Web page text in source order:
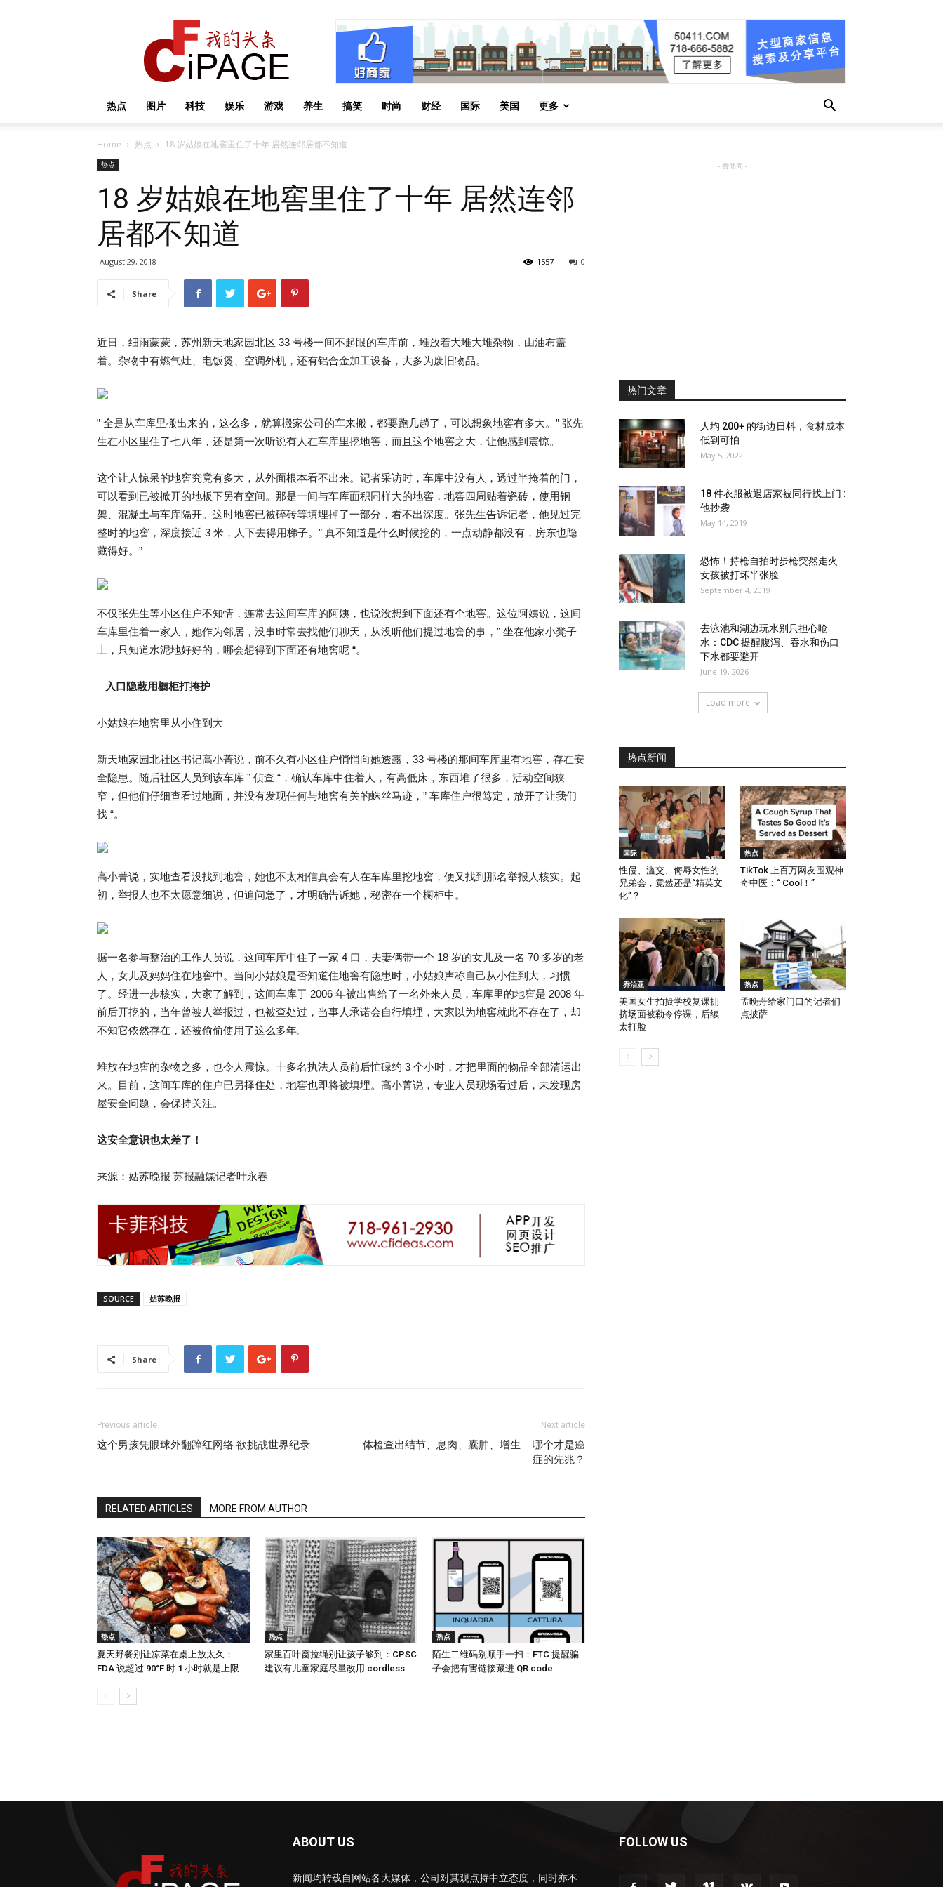
热点 图片 科技 娱乐 游戏 养生 搞笑 时尚 财经 国际 美国 更多
Home 热点 18 岁姑娘在地窖里住了十年 居然连邻居都不知道
热点
18 岁姑娘在地窖里住了十年 居然连邻
居都不知道
August 29, 2018 0
1557
Share
近日，细雨蒙蒙，苏州新天地家园北区 33 号楼一间不起眼的车库前，堆放着大堆大堆杂物，由油布盖
着。杂物中有燃气灶、电饭煲、空调外机，还有铝合金加工设备，大多为废旧物品。
” 全是从车库里搬出来的，这么多，就算搬家公司的车来搬，都要跑几趟了，可以想象地窖有多大。” 张先
生在小区里住了七八年，还是第一次听说有人在车库里挖地窖，而且这个地窖之大，让他感到震惊。
这个让人惊呆的地窖究竟有多大，从外面根本看不出来。记者采访时，车库中没有人，透过半掩着的门，
可以看到已被掀开的地板下另有空间。那是一间与车库面积同样大的地窖，地窖四周贴着瓷砖，使用钢
架、混凝土与车库隔开。这时地窖已被碎砖等填埋掉了一部分，看不出深度。张先生告诉记者，他见过完
整时的地窖，深度接近 3 米，人下去得用梯子。” 真不知道是什么时候挖的，一点动静都没有，房东也隐
藏得好。”
不仅张先生等小区住户不知情，连常去这间车库的阿姨，也说没想到下面还有个地窖。这位阿姨说，这间
车库里住着一家人，她作为邻居，没事时常去找他们聊天，从没听他们提过地窖的事，” 坐在他家小凳子
上，只知道水泥地好好的，哪会想得到下面还有地窖呢 “。
– 入口隐蔽用橱柜打掩护 –
小姑娘在地窖里从小住到大
新天地家园北社区书记高小菁说，前不久有小区住户悄悄向她透露，33 号楼的那间车库里有地窖，存在安
全隐患。随后社区人员到该车库 ” 侦查 “，确认车库中住着人，有高低床，东西堆了很多，活动空间狭
窄，但他们仔细查看过地面，并没有发现任何与地窖有关的蛛丝马迹，” 车库住户很笃定，放开了让我们
找 “。
高小菁说，实地查看没找到地窖，她也不太相信真会有人在车库里挖地窖，便又找到那名举报人核实。起
初，举报人也不太愿意细说，但追问急了，才明确告诉她，秘密在一个橱柜中。
据一名参与整治的工作人员说，这间车库中住了一家 4 口，夫妻俩带一个 18 岁的女儿及一名 70 多岁的老
人，女儿及妈妈住在地窖中。当问小姑娘是否知道住地窖有隐患时，小姑娘声称自己从小住到大，习惯
了。经进一步核实，大家了解到，这间车库于 2006 年被出售给了一名外来人员，车库里的地窖是 2008 年
前后开挖的，当年曾被人举报过，也被查处过，当事人承诺会自行填埋，大家以为地窖就此不存在了，却
不知它依然存在，还被偷偷使用了这么多年。
堆放在地窖的杂物之多，也令人震惊。十多名执法人员前后忙碌约 3 个小时，才把里面的物品全部清运出
来。目前，这间车库的住户已另择住处，地窖也即将被填埋。高小菁说，专业人员现场看过后，未发现房
屋安全问题，会保持关注。
这安全意识也太差了！
来源：姑苏晚报 苏报融媒记者叶永春
SOURCE 姑苏晚报
Share
Previous article
这个男孩凭眼球外翻蹿红网络 欲挑战世界纪录
Next article
体检查出结节、息肉、囊肿、增生 … 哪个才是癌
症的先兆？
RELATED ARTICLES MORE FROM AUTHOR
热点
夏天野餐别让凉菜在桌上放太久：
FDA 说超过 90°F 时 1 小时就是上限
热点
家里百叶窗拉绳别让孩子够到：CPSC
建议有儿童家庭尽量改用 cordless
热点
陌生二维码别顺手一扫：FTC 提醒骗
子会把有害链接藏进 QR code
- 赞助商 -
热门文章
人均 200+ 的街边日料，食材成本
低到可怕
May 5, 2022
18 件衣服被退店家被同行找上门 :
他抄袭
May 14, 2019
恐怖！持枪自拍时步枪突然走火
女孩被打坏半张脸
September 4, 2019
去泳池和湖边玩水别只担心呛
水：CDC 提醒腹泻、吞水和伤口
下水都要避开
June 19, 2026
Load more
热点新闻
国际
性侵、滥交、侮辱女性的
兄弟会，竟然还是“精英文
化”？
热点
TikTok 上百万网友围观神
奇中医：“ Cool！”
乔治亚
美国女生拍摄学校复课拥
挤场面被勒令停课，后续
太打脸
热点
孟晚舟给家门口的记者们
点披萨
ABOUT US
新闻均转载自网站各大媒体，公司对其观点持中立态度，同时亦不
FOLLOW US